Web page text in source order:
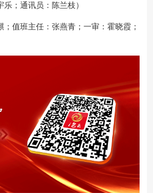
乐；通讯员：陈兰枝）
；值班主任：张燕青；一审：霍晓霞；